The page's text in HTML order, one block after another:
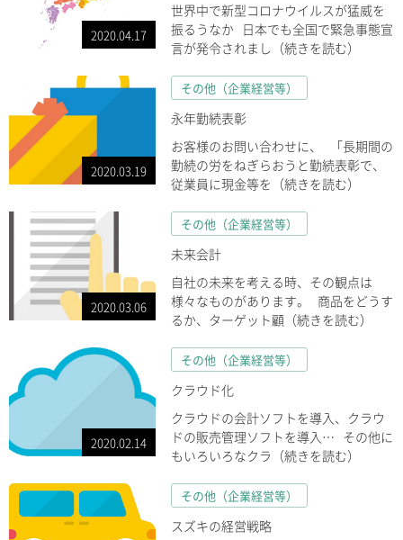
2020.04.17
世界中で新型コロナウイルスが猛威を
振るうなか 日本でも全国で緊急事態宣
言が発令されまし（続きを読む）
2020.03.19
その他（企業経営等）
永年勤続表彰
お客様のお問い合わせに、 「長期間の
勤続の労をねぎらおうと勤続表彰で、
従業員に現金等を（続きを読む）
2020.03.06
その他（企業経営等）
未来会計
自社の未来を考える時、その観点は
様々なものがあります。 商品をどうす
るか、ターゲット顧（続きを読む）
2020.02.14
その他（企業経営等）
クラウド化
クラウドの会計ソフトを導入、クラウ
ドの販売管理ソフトを導入… その他に
もいろいろなクラ（続きを読む）
その他（企業経営等）
スズキの経営戦略